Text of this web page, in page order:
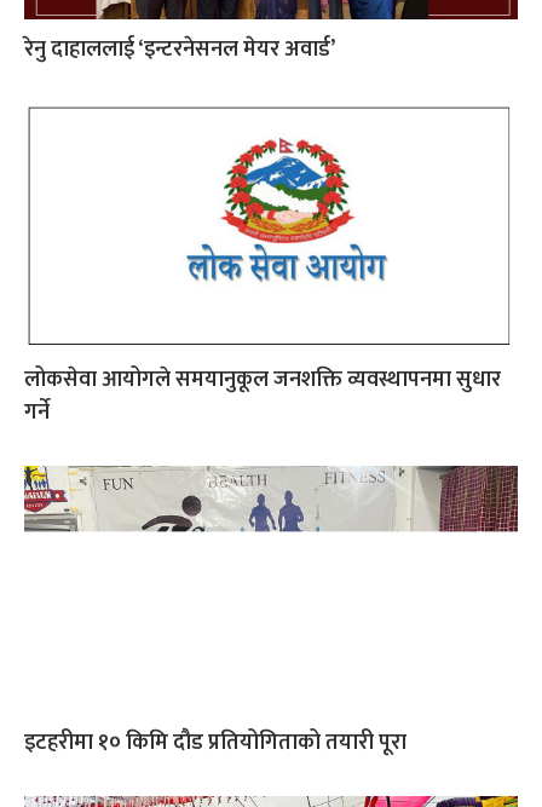
रेनु दाहाललाई ‘इन्टरनेसनल मेयर अवार्ड’
लोकसेवा आयोगले समयानुकूल जनशक्ति व्यवस्थापनमा सुधार
गर्ने
इटहरीमा १० किमि दौड प्रतियोगिताको तयारी पूरा